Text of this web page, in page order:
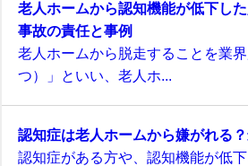
老人ホームから認知機能が低下し
事故の責任と事例
老人ホームから脱走することを業
つ）」といい、老人ホ...
認知症は老人ホームから嫌がれる
認知症がある方や、認知機能が低